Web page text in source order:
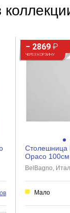
− 2869 ₽
ЧЕРЕЗ КОРЗИНУ
Столешница
Opaco 100см
BelBagno,
Мало